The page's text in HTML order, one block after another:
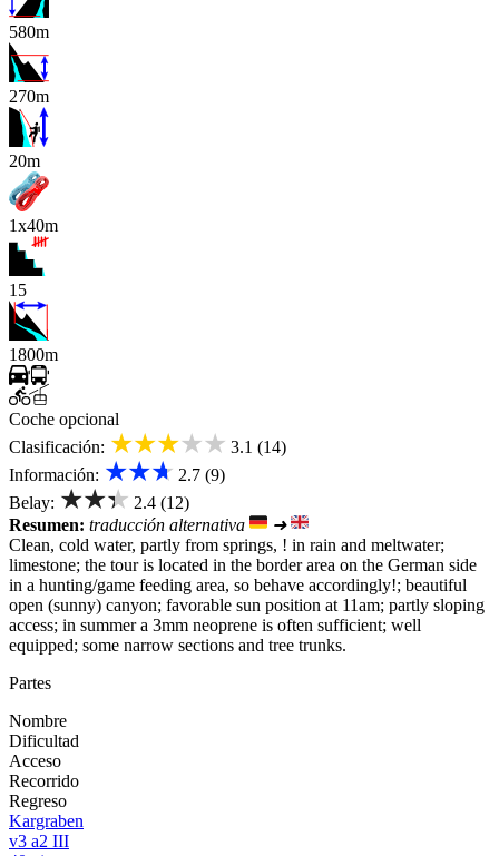
580m
270m
x
20m
1x40m
15
1800m
Coche opcional
Clasificación: ★★★★★ 3.1 (14)
Información: ★★★ 2.7 (9)
Belay: ★★★ 2.4 (12)
Resumen: traducción alternativa
➜
Clean, cold water, partly from springs, ! in rain and meltwater;
limestone; the tour is located in the border area on the German side
in a hunting/game feeding area, so behave accordingly!; beautiful
open (sunny) canyon; favorable sun position at 11am; partly sloping
access; in summer a 3mm neoprene is often sufficient; well
equipped; some narrow sections and tree trunks.
Partes
Nombre
Dificultad
Acceso
Recorrido
Regreso
Kargraben
v3 a2 III